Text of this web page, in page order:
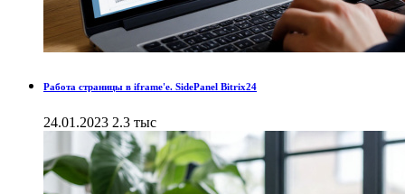
Работа страницы в iframe'е. SidePanel Bitrix24
24.01.2023 2.3 тыс